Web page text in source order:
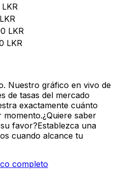
LKR
LKR
LKR
LKR
Nuestro gráfico en vivo de
de tasas del mercado
exactamente cuánto
saber
favor?Establezca una
cuando alcance tu
completo